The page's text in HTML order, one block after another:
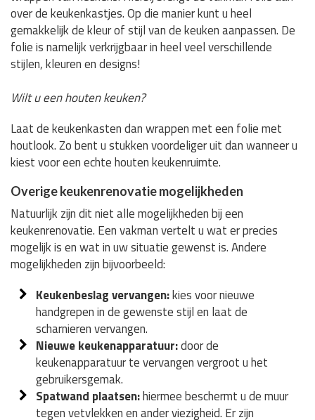
over de keukenkastjes. Op die manier kunt u heel
gemakkelijk de kleur of stijl van de keuken aanpassen. De
folie is namelijk verkrijgbaar in heel veel verschillende
stijlen, kleuren en designs!
Wilt u een houten keuken?
Laat de keukenkasten dan wrappen met een folie met
houtlook. Zo bent u stukken voordeliger uit dan wanneer u
kiest voor een echte houten keukenruimte.
Overige keukenrenovatie mogelijkheden
Natuurlijk zijn dit niet alle mogelijkheden bij een
keukenrenovatie. Een vakman vertelt u wat er precies
mogelijk is en wat in uw situatie gewenst is. Andere
mogelijkheden zijn bijvoorbeeld:
Keukenbeslag vervangen:kies voor nieuwe
handgrepen in de gewenste stijl en laat de
scharnieren vervangen.
Nieuwe keukenapparatuur:door de
keukenapparatuur te vervangen vergroot u het
gebruikersgemak.
Spatwand plaatsen:hiermee beschermt u de muur
tegen vetvlekken en ander viezigheid. Er zijn